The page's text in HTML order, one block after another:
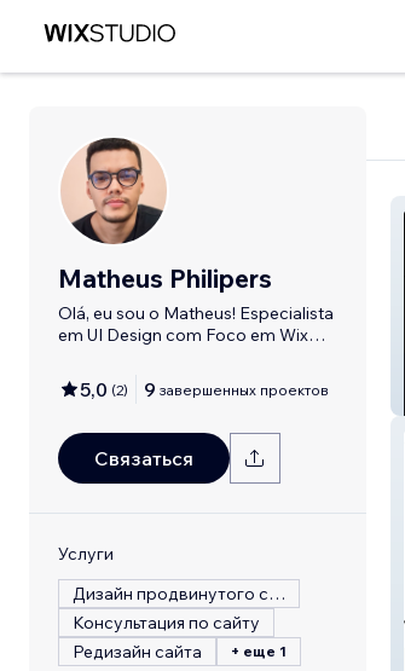
Matheus Philipers
Olá, eu sou o Matheus! Especialista
em UI Design com Foco em Wix
5,0 (2) 9 завершенных проектов
Связаться
Услуги
Дизайн продвинутого сайта
Консультация по сайту
Редизайн сайта
+ еще 1